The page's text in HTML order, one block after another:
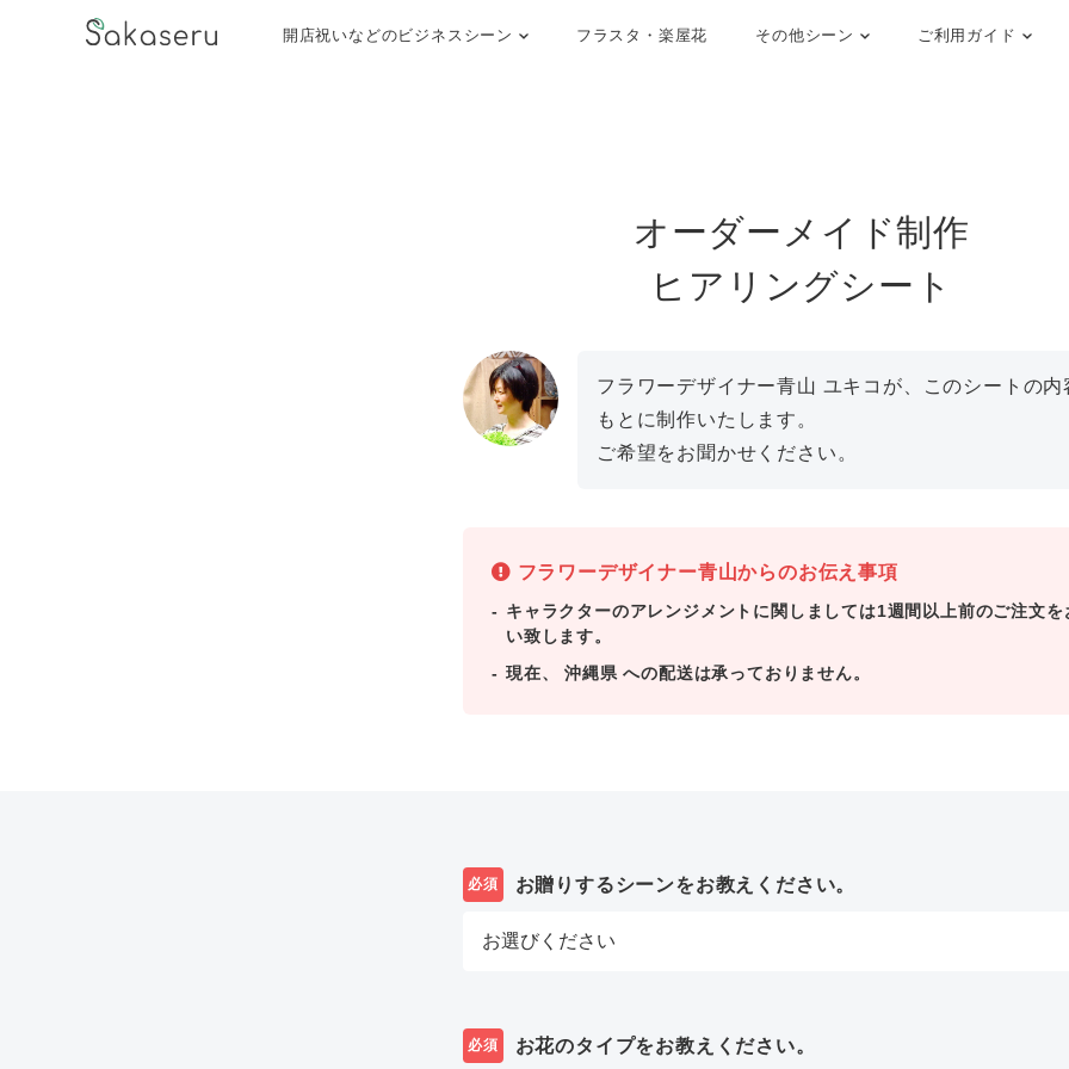
開店祝いなどのビジネスシーン フラスタ・楽屋花 その他シーン ご利用ガイド
オーダーメイド制作
ヒアリングシート
フラワーデザイナー青山 ユキコが、このシートの内
もとに制作いたします。
ご希望をお聞かせください。
フラワーデザイナー青山からのお伝え事項
キャラクターのアレンジメントに関しましては1週間以上前のご注文を
い致します。
現在、 沖縄県 への配送は承っておりません。
必須 お贈りするシーンをお教えください。
必須 お花のタイプをお教えください。